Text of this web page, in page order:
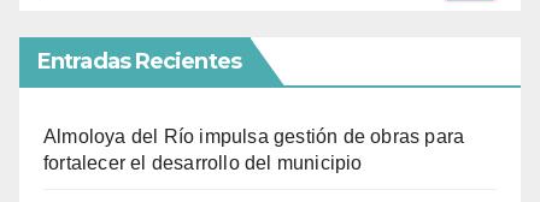
Entradas Recientes
Almoloya del Río impulsa gestión de obras para
fortalecer el desarrollo del municipio